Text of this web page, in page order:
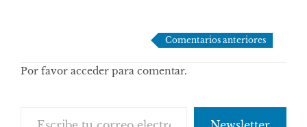
comentarios
Comentarios anteriores
Por favor acceder para comentar.